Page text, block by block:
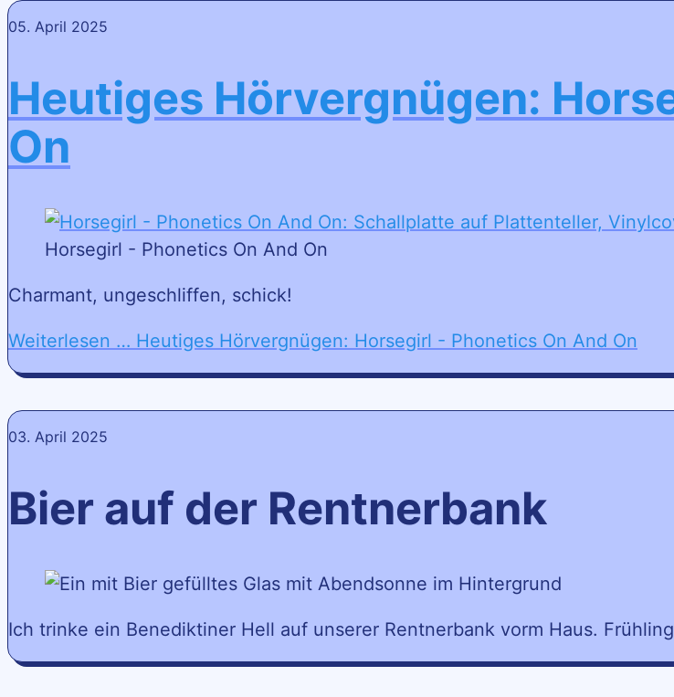
05. April 2025
Heutiges Hörvergnügen:
On
Horsegirl - Phonetics On And On
Charmant, ungeschliffen, schick!
Weiterlesen … Heutiges Hörvergnügen: Horsegirl - Phonetics On And On
03. April 2025
Bier auf der Rentnerbank
Ich trinke ein Benediktiner Hell auf unserer Rentnerbank vorm Haus.